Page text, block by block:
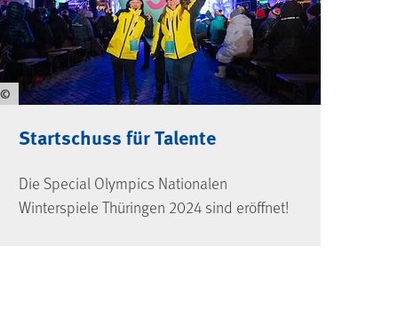
©
Startschuss für Talente
Die Special Olympics Nationalen
Winterspiele Thüringen 2024 sind eröffnet!